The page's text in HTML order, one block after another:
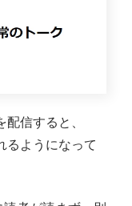
信すると、
るようになって